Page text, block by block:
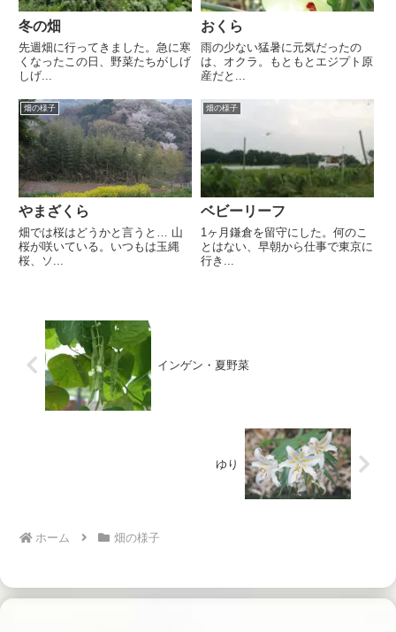
冬の畑
先週畑に行ってきました。急に寒
くなったこの日、野菜たちがしげ
しげ...
おくら
雨の少ない猛暑に元気だったの
は、オクラ。もともとエジプト原
産だと...
畑の様子
やまざくら
畑では桜はどうかと言うと… 山
桜が咲いている。いつもは玉縄
桜、ソ...
畑の様子
ベビーリーフ
1ヶ月鎌倉を留守にした。何のこ
とはない、早朝から仕事で東京に
行き...
インゲン・夏野菜
ゆり
ホーム 畑の様子